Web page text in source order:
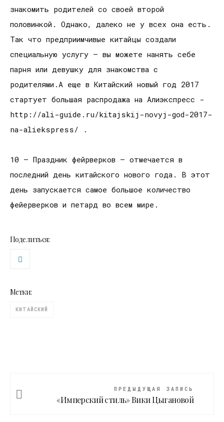
знакомить родителей со своей второй
половинкой. Однако, далеко не у всех она есть.
Так что предприимчивые китайцы создали
специальную услугу — вы можете нанять себе
парня или девушку для знакомства с
родителями.А еще в Китайский новый год 2017
стартует большая распродажа на Алиэкспресс -
http://ali-guide.ru/kitajskij-novyj-god-2017-
na-aliekspress/ .
10 — Праздник фейрверков — отмечается в
последний день китайского нового года. В этот
день запускается самое большое количество
фейерверков и петард во всем мире.
Поделиться:
Метки:
КИТАЙСКИЙ
ПРЕДЫДУЩАЯ ЗАПИСЬ
«Имперский стиль» Вики Цыгановой